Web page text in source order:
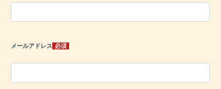
メールアドレス 必須